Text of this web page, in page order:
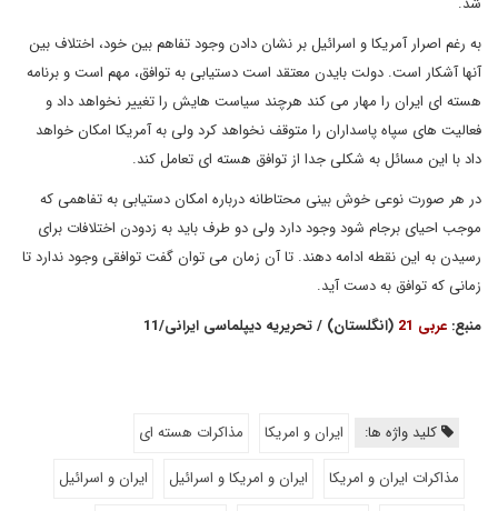
به رغم اصرار آمریکا و اسرائیل بر نشان دادن وجود تفاهم بین خود، اختلاف بین
آنها آشکار است. دولت بایدن معتقد است دستیابی به توافق، مهم است و برنامه
هسته ای ایران را مهار می کند هرچند سیاست هایش را تغییر نخواهد داد و
فعالیت های سپاه پاسداران را متوقف نخواهد کرد ولی به آمریکا امکان خواهد
داد با این مسائل به شکلی جدا از توافق هسته ای تعامل کند.
در هر صورت نوعی خوش بینی محتاطانه درباره امکان دستیابی به تفاهمی که
موجب احیای برجام شود وجود دارد ولی دو طرف باید به زدودن اختلافات برای
رسیدن به این نقطه ادامه دهند. تا آن زمان می توان گفت توافقی وجود ندارد تا
زمانی که توافق به دست آید.
منبع: عربی 21 (انگلستان) / تحریریه دیپلماسی ایرانی/11
کلید واژه ها: ایران و امریکا
مذاکرات هسته ای
مذاکرات ایران و امریکا
ایران و امریکا و اسرائیل
ایران و اسرائیل